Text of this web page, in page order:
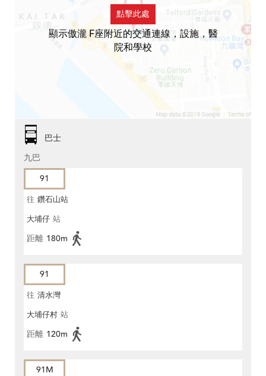
點擊此處
顯示傲瀧 F座附近的交通連線，設施，醫
院和學校
巴士
九巴
91
往 鑽石山站
大埔仔 站
距離 180m
91
往 清水灣
大埔仔村 站
距離 120m
91M